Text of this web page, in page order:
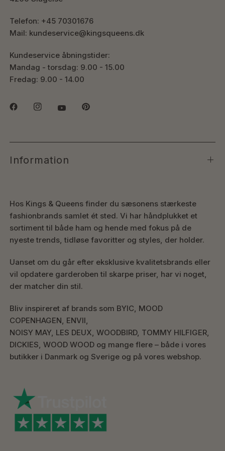
Telefon: +45 70301676
Mail: kundeservice@kingsqueens.dk
Kundeservice åbningstider:
Mandag - torsdag: 9.00 - 15.00
Fredag: 9.00 - 14.00
Information
Hos Kings & Queens finder du sæsonens stærkeste
fashionbrands samlet ét sted. Vi har håndplukket et
sortiment til både ham og hende med fokus på de
nyeste trends, tidløse favoritter og styles, der holder.
Uanset om du går efter eksklusive kvalitetsbrands eller
vil opdatere garderoben til skarpe priser, har vi noget,
der matcher din stil.
Bliv inspireret af brands som BYIC, MOOD
COPENHAGEN, ENVII,
NOISY MAY, LES DEUX, WOODBIRD, TOMMY HILFIGER,
DICKIES, WOOD WOOD og mange flere – både i vores
butikker i Danmark og Sverige og på vores webshop.